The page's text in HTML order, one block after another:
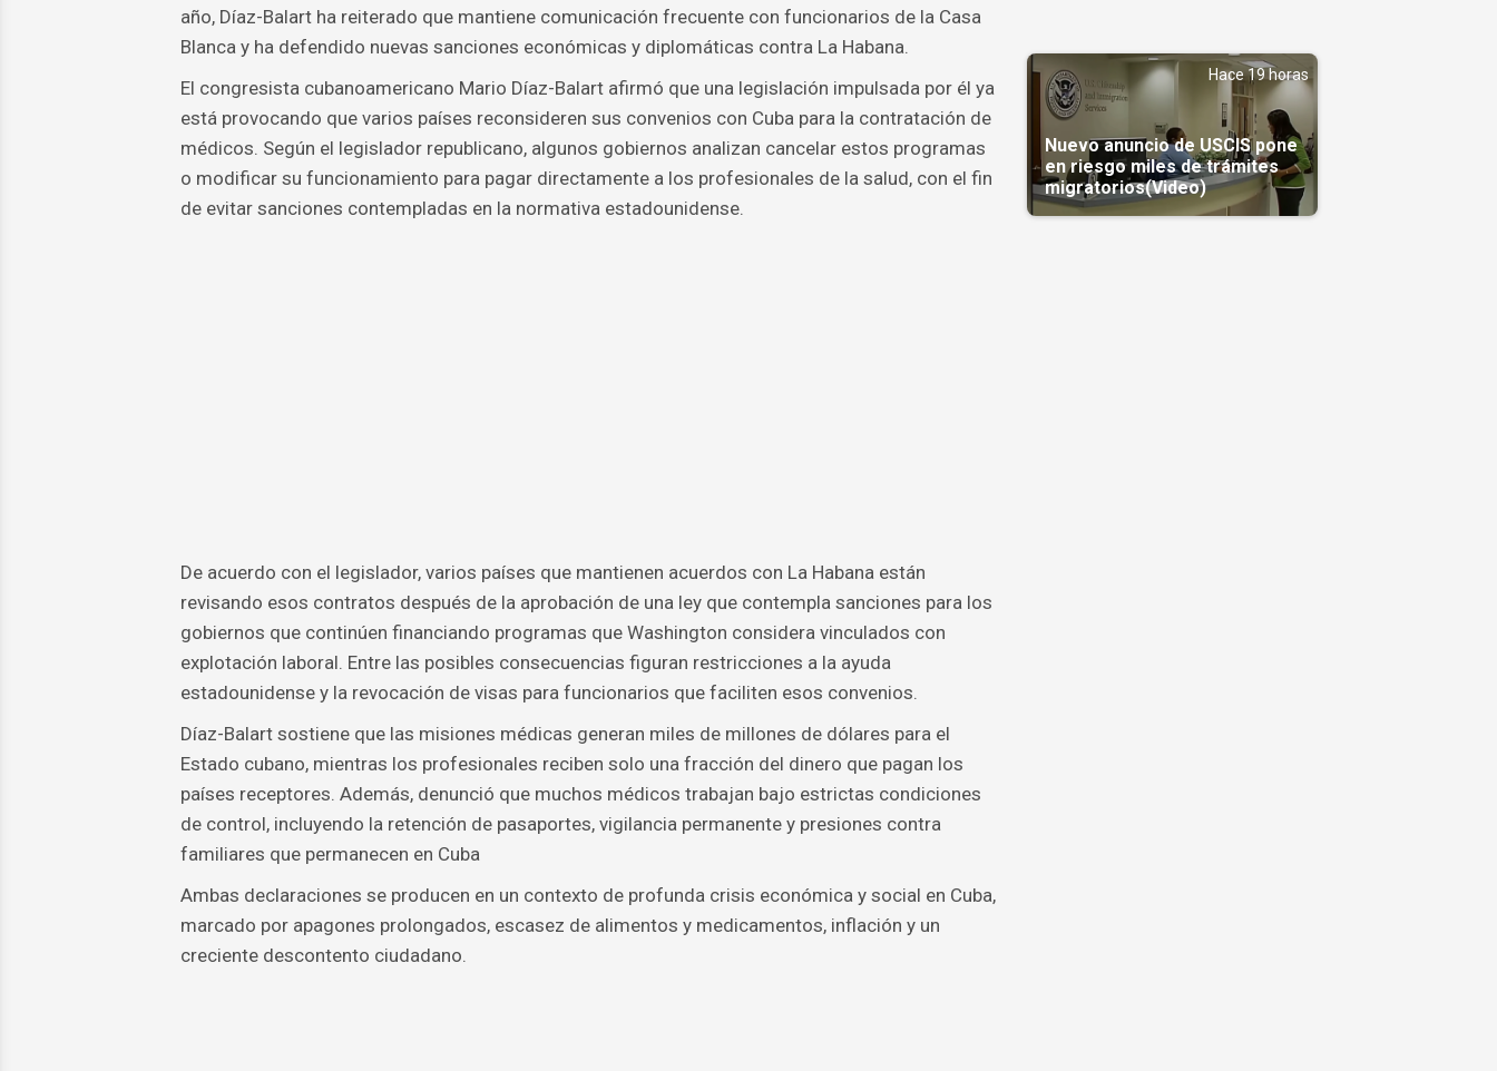
año, Díaz-Balart ha reiterado que mantiene comunicación frecuente con funcionarios de la Casa
Blanca y ha defendido nuevas sanciones económicas y diplomáticas contra La Habana.
El congresista cubanoamericano Mario Díaz-Balart afirmó que una legislación impulsada por él ya
está provocando que varios países reconsideren sus convenios con Cuba para la contratación de
médicos. Según el legislador republicano, algunos gobiernos analizan cancelar estos programas
o modificar su funcionamiento para pagar directamente a los profesionales de la salud, con el fin
de evitar sanciones contempladas en la normativa estadounidense.
De acuerdo con el legislador, varios países que mantienen acuerdos con La Habana están
revisando esos contratos después de la aprobación de una ley que contempla sanciones para los
gobiernos que continúen financiando programas que Washington considera vinculados con
explotación laboral. Entre las posibles consecuencias figuran restricciones a la ayuda
estadounidense y la revocación de visas para funcionarios que faciliten esos convenios.
Díaz-Balart sostiene que las misiones médicas generan miles de millones de dólares para el
Estado cubano, mientras los profesionales reciben solo una fracción del dinero que pagan los
países receptores. Además, denunció que muchos médicos trabajan bajo estrictas condiciones
de control, incluyendo la retención de pasaportes, vigilancia permanente y presiones contra
familiares que permanecen en Cuba
Ambas declaraciones se producen en un contexto de profunda crisis económica y social en Cuba,
marcado por apagones prolongados, escasez de alimentos y medicamentos, inflación y un
creciente descontento ciudadano.
Hace 19 horas
Nuevo anuncio de USCIS pone
en riesgo miles de trámites
migratorios(Video)